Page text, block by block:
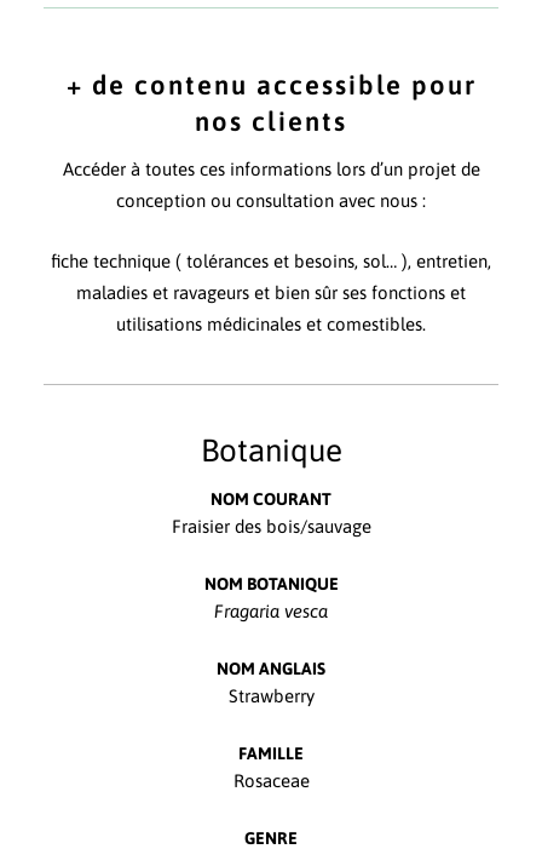
+ de contenu accessible pour
nos clients
Accéder à toutes ces informations lors d’un projet de
conception ou consultation avec nous :
fiche technique ( tolérances et besoins, sol… ), entretien,
maladies et ravageurs et bien sûr ses fonctions et
utilisations médicinales et comestibles.
Botanique
NOM COURANT
Fraisier des bois/sauvage
NOM BOTANIQUE
Fragaria vesca
NOM ANGLAIS
Strawberry
FAMILLE
Rosaceae
GENRE